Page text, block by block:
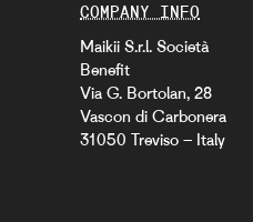
COMPANY INFO
Maikii S.r.l. Società
Benefit
Via G. Bortolan, 28
Vascon di Carbonera
31050 Treviso – Italy